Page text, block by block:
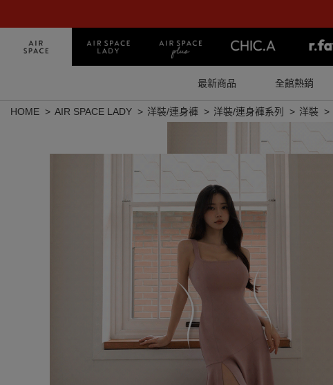
最新商品 全館熱銷
HOME AIR SPACE LADY 洋裝/連身褲 洋裝/連身褲系列 洋裝